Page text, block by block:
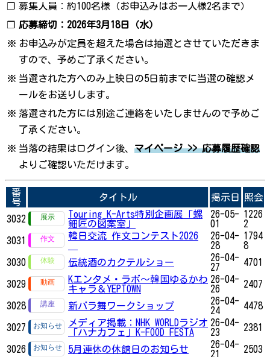
❐ 募集人員：約100名様（お申込みはお一人様2名まで）
❐ 応募締切：2026年3月18日（水）
※ お申込みが定員を超えた場合は抽選とさせていただきま
すので、予めご了承ください。
※ 当選された方へのみ上映日の5日前までに当選の確認メ
ールをお送りします。
※ 落選された方には別途ご連絡をいたしませんので予めご
了承ください。
※ 当落の結果はログイン後、 マイページ >> 応募履歴確認
よりご確認いただけます。
番
号
タイトル 掲示日 照会
3032
Touring K-Arts特別企画展「螺
鈿匠の図案室」
26-05-
01
1226
2
3031
韓日交流 作文コンテスト2026
26-04-
28
1794
8
3030
伝統酒のカクテルショー
26-04-
27
4701
3029
Kエンタメ・ラボ～韓国ゆるかわ
キャラ＆YEPTOWN
26-04-
26
2407
3028 新バラ舞ワークショップ
26-04-
24
4478
3027
メディア掲載：NHK WORLDラジオ
「ハナカフェ」K-FOOD FESTA
26-04-
23
2381
3026 5月連休の休館日のお知らせ
26-04-
21
2503